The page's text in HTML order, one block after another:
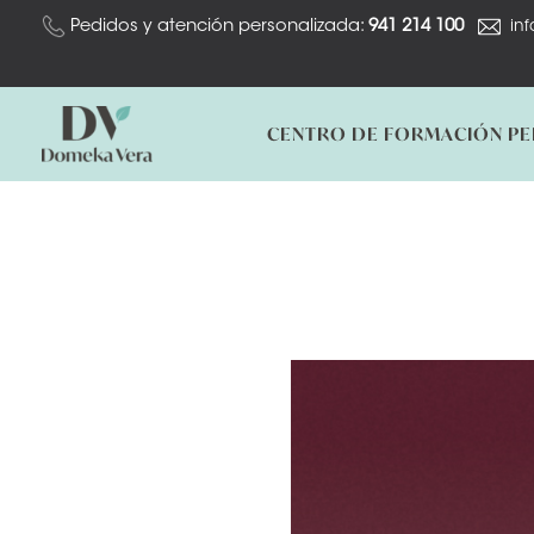
Pedidos y atención personalizada: 941 214 100
CENTRO DE FORMACIÓN